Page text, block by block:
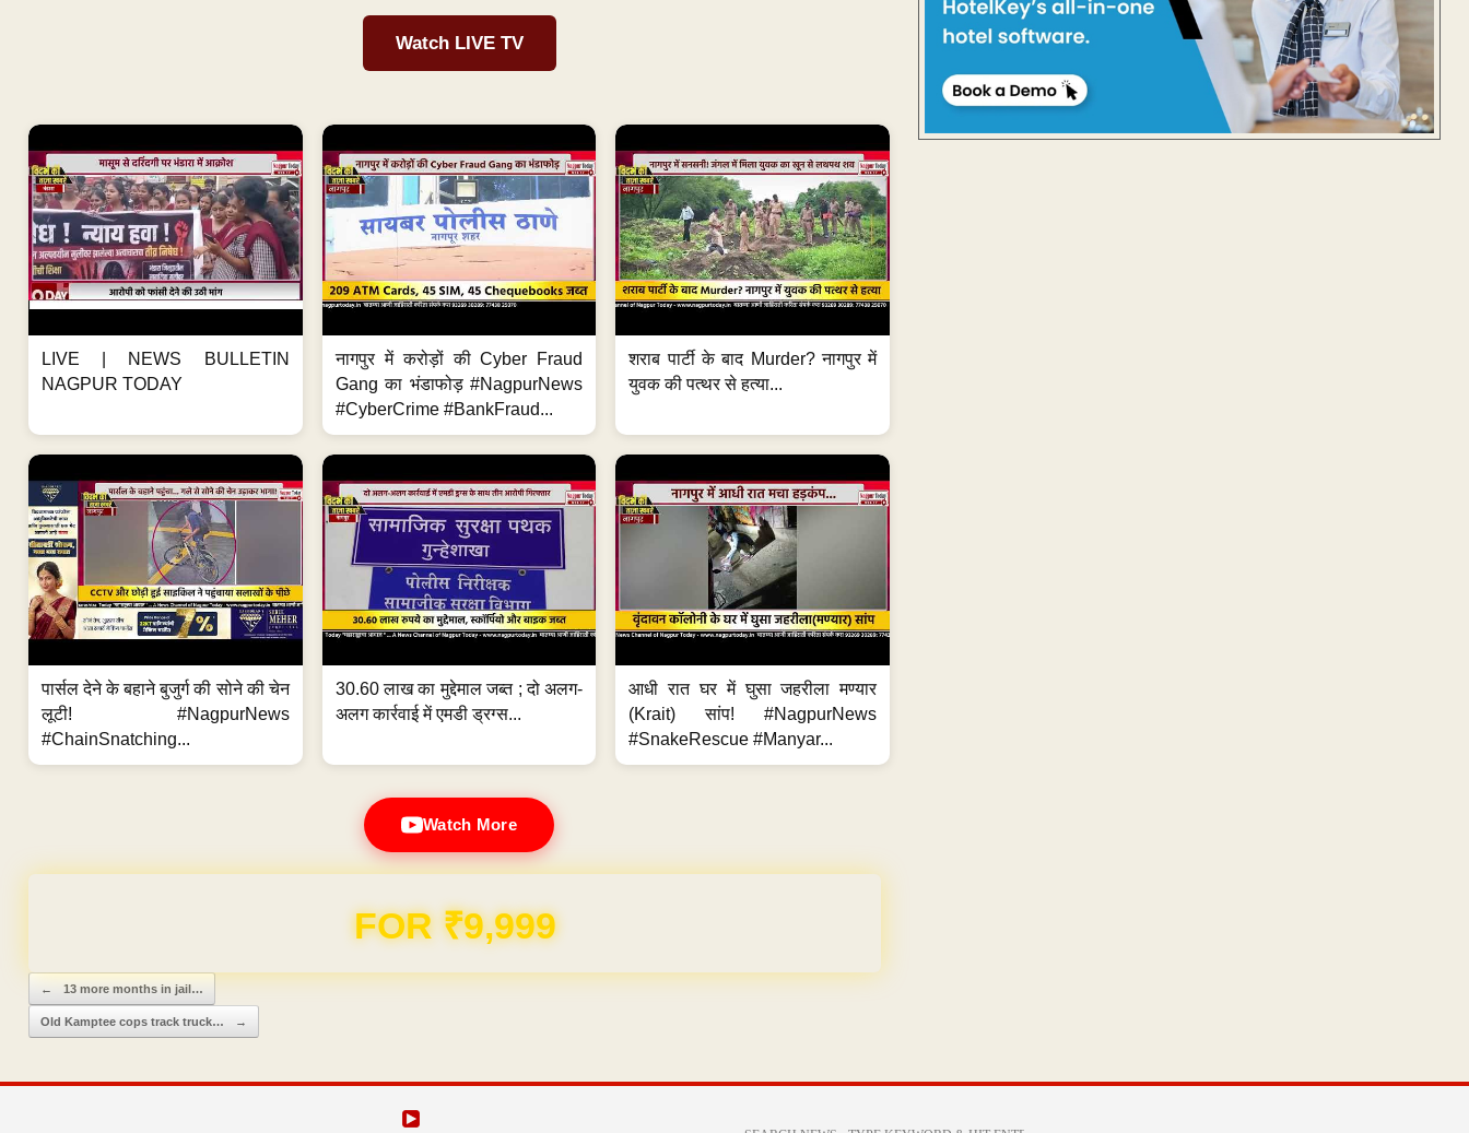
Watch LIVE TV
LIVE | NEWS BULLETIN
NAGPUR TODAY
नागपुर में करोड़ों की Cyber Fraud
Gang का भंडाफोड़ #NagpurNews
#CyberCrime #BankFraud...
शराब पार्टी के बाद Murder? नागपुर में
युवक की पत्थर से हत्या...
पार्सल देने के बहाने बुजुर्ग की सोने की चेन
लूटी! #NagpurNews
#ChainSnatching...
30.60 लाख का मुद्देमाल जब्त ; दो अलग-
अलग कार्रवाई में एमडी ड्रग्स...
आधी रात घर में घुसा जहरीला मण्यार
(Krait) सांप! #NagpurNews
#SnakeRescue #Manyar...
Watch More
FOR ₹9,999
Post navigation
← 13 more months in jail…
Old Kamptee cops track truck… →